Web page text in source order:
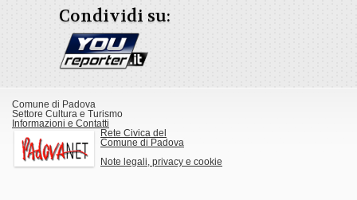
Condividi su:
Comune di Padova
Settore Cultura e Turismo
Informazioni e Contatti
Rete Civica del
Comune di Padova
Note legali, privacy e cookie